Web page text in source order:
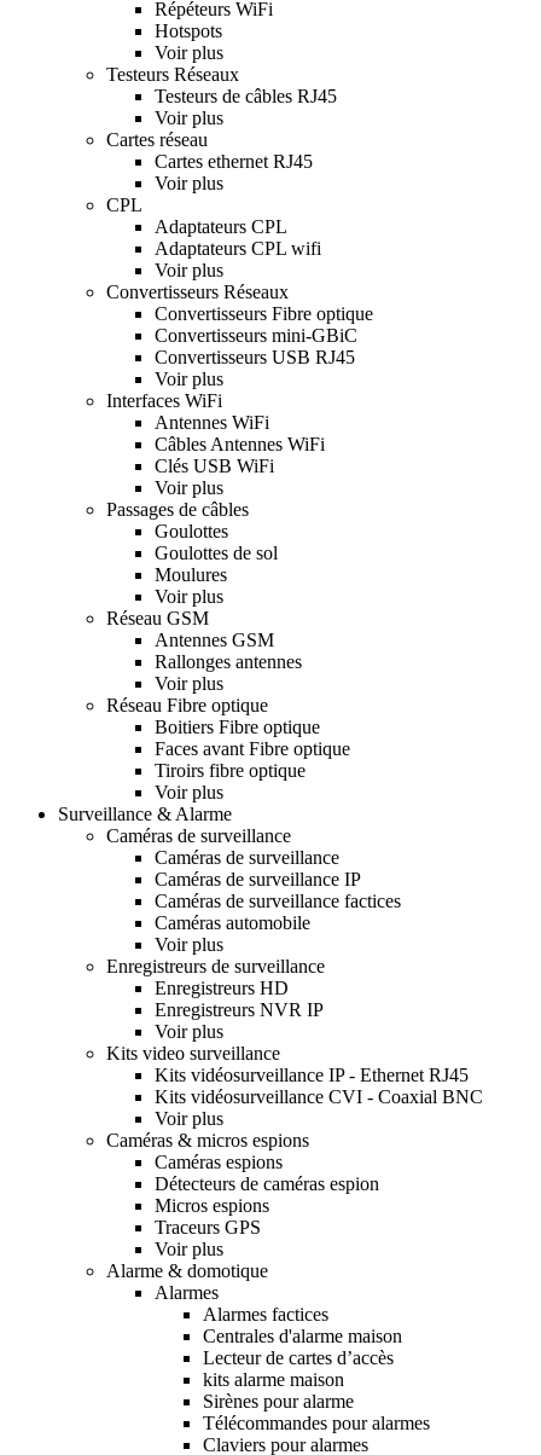
Répéteurs WiFi
Hotspots
Voir plus
Testeurs Réseaux
Testeurs de câbles RJ45
Voir plus
Cartes réseau
Cartes ethernet RJ45
Voir plus
CPL
Adaptateurs CPL
Adaptateurs CPL wifi
Voir plus
Convertisseurs Réseaux
Convertisseurs Fibre optique
Convertisseurs mini-GBiC
Convertisseurs USB RJ45
Voir plus
Interfaces WiFi
Antennes WiFi
Câbles Antennes WiFi
Clés USB WiFi
Voir plus
Passages de câbles
Goulottes
Goulottes de sol
Moulures
Voir plus
Réseau GSM
Antennes GSM
Rallonges antennes
Voir plus
Réseau Fibre optique
Boitiers Fibre optique
Faces avant Fibre optique
Tiroirs fibre optique
Voir plus
Surveillance & Alarme
Caméras de surveillance
Caméras de surveillance
Caméras de surveillance IP
Caméras de surveillance factices
Caméras automobile
Voir plus
Enregistreurs de surveillance
Enregistreurs HD
Enregistreurs NVR IP
Voir plus
Kits video surveillance
Kits vidéosurveillance IP - Ethernet RJ45
Kits vidéosurveillance CVI - Coaxial BNC
Voir plus
Caméras & micros espions
Caméras espions
Détecteurs de caméras espion
Micros espions
Traceurs GPS
Voir plus
Alarme & domotique
Alarmes
Alarmes factices
Centrales d'alarme maison
Lecteur de cartes d’accès
kits alarme maison
Sirènes pour alarme
Télécommandes pour alarmes
Claviers pour alarmes